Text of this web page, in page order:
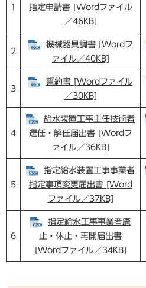
1
指定申請書 [Wordファイル
／46KB]
2
機械器具調書 [Wordフ
ァイル／40KB]
3
誓約書 [Wordファイル
／30KB]
4
給水装置工事主任技術者
選任・解任届出書 [Wordフ
ァイル／36KB]
5
指定給水装置工事事業者
指定事項変更届出書 [Word
ファイル／37KB]
6
指定給水工事事業者廃
止・休止・再開届出書
[Wordファイル／34KB]